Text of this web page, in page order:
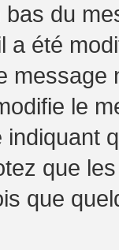
bas du
a été
message
le
que
que